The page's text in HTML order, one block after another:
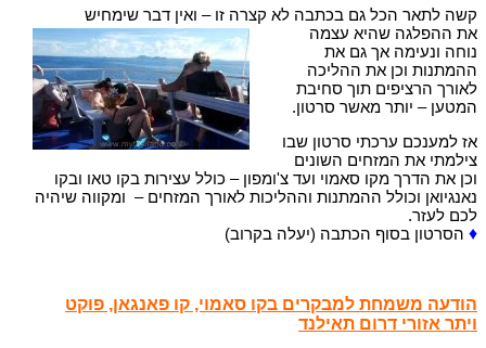
קשה לתאר הכל גם בכתבה לא קצרה זו – ואין דבר שימחיש
את ההפלגה שהיא עצמה
נוחה ונעימה אך גם את
ההמתנות וכן את ההליכה
לאורך הרציפים תוך סחיבת
המטען – יותר מאשר סרטון.
אז למענכם ערכתי סרטון שבו
צילמתי את המזחים השונים
וכן את הדרך מקו סאמוי ועד צ'ומפון – כולל עצירות בקו טאו ובקו
נאנגיואן וכולל ההמתנות וההליכות לאורך המזחים – ומקווה שיהיה
לכם לעזר.
♦ הסרטון בסוף הכתבה (יעלה בקרוב)
הודעה משמחת למבקרים בקו סאמוי, קו פאנגאן, פוקט
ויתר אזורי דרום תאילנד